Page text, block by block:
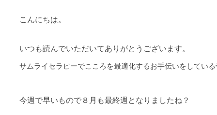
こんにちは。
いつも読んでいただいてありがとうございます。
サムライセラピーでこころを最適化するお手伝いをしている
今週で早いもので８月も最終週となりましたね？